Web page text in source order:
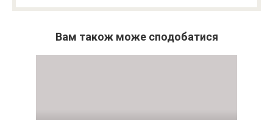
Вам також може сподобатися